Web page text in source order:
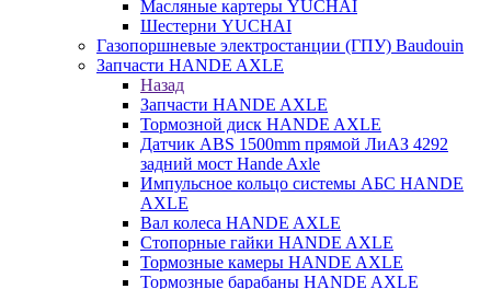
Масляные картеры YUCHAI
Шестерни YUCHAI
Газопоршневые электростанции (ГПУ) Baudouin
Запчасти HANDE AXLE
Назад
Запчасти HANDE AXLE
Тормозной диск HANDE AXLE
Датчик ABS 1500mm прямой ЛиАЗ 4292
задний мост Hande Axle
Импульсное кольцо системы АБС HANDE
AXLE
Вал колеса HANDE AXLE
Стопорные гайки HANDE AXLE
Тормозные камеры HANDE AXLE
Тормозные барабаны HANDE AXLE